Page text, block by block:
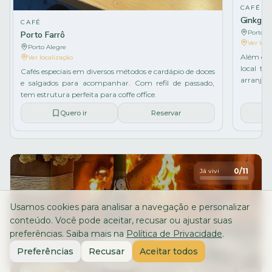
Usamos cookies para analisar a navegação e personalizar
conteúdo. Você pode aceitar, recusar ou ajustar suas
preferências. Saiba mais na Política de Privacidade.
Preferências
Recusar Aceitar todos
CAFÉ
Porto Farrô
Porto Alegre
Ver localização
Cafés especiais em diversos métodos e cardápio de doces
e salgados para acompanhar. Com refil de passado,
tem estrutura perfeita para coffe office.
Quero ir Reservar
CAFÉ
Ginkgo
Porto
Ver
Além de
local
Já vivi 0/11
O que fazer na Fronteira e Pampa Gaúcho
Horizontes infinitos, vinhos, azeites, comida típica e a essência do